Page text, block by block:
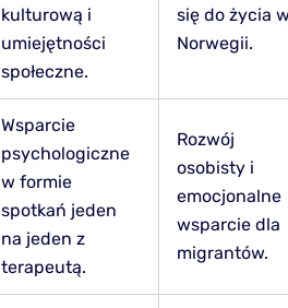
kulturową i
umiejętności
społeczne.
się do życia
Norwegii.
Wsparcie
psychologiczne
w formie
spotkań jeden
na jeden z
terapeutą.
Rozwój
osobisty i
emocjonalne
wsparcie dla
migrantów.